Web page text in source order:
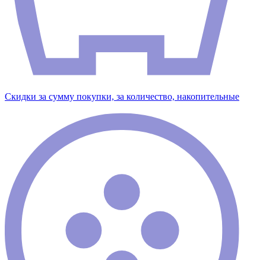
Скидки за сумму покупки, за количество, накопительные